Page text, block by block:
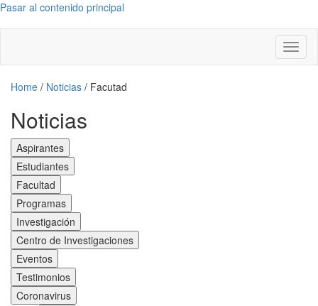
Pasar al contenido principal
Home / Noticias / Facutad
Noticias
Aspirantes
Estudiantes
Facultad
Programas
Investigación
Centro de Investigaciones
Eventos
Testimonios
Coronavirus